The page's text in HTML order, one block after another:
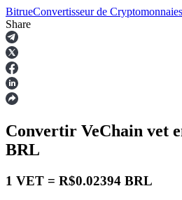
Contrats à terme
BitrueConvertisseur de Cryptomonnaies
Share
Convertir VeChain vet
BRL
1 VET = R$0.02394 BRL